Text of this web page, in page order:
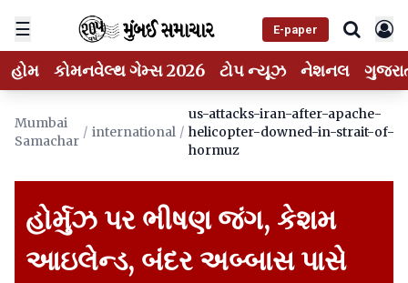
☰ E-paper
હોમ કોમનવેલ્થ ગેમ્સ 2026 ટોપ ન્યૂઝ નેશનલ
Mumbai
Samachar
/ international /
us-attacks-iran-after-apache-
helicopter-downed-in-strait-of-
hormuz
હોર્મુઝ પર ભીષણ જંગ, કેશમ
આઇલેન્ડ, બંદર અબ્બાસ પાસે